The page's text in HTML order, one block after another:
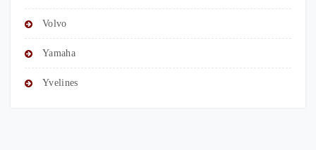
Volvo
Yamaha
Yvelines